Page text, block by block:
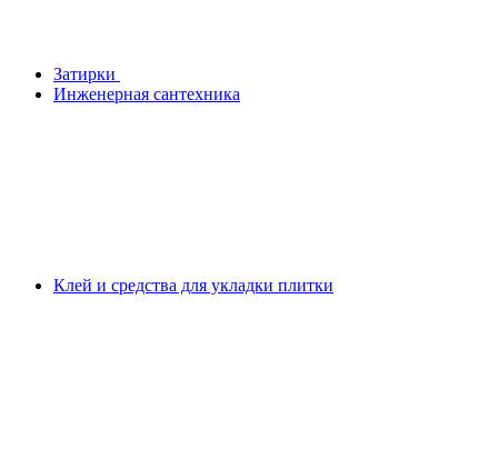
Затирки
Инженерная сантехника
Клей и средства для укладки плитки